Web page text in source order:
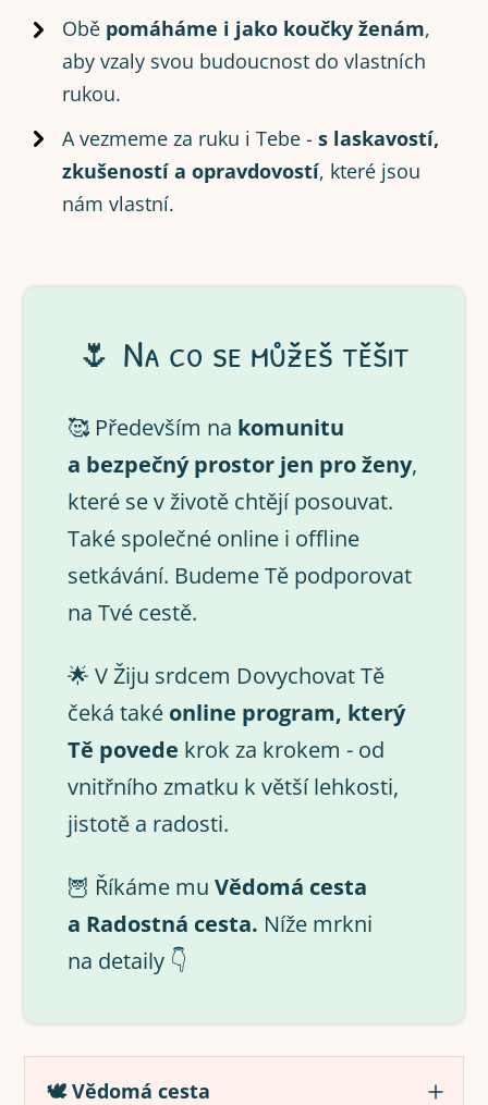
Obě pomáháme i jako koučky ženám,
aby vzaly svou budoucnost do vlastních
rukou.
A vezmeme za ruku i Tebe -s laskavostí,
zkušeností a opravdovostí, které jsou
nám vlastní.
🌷 Na co se můžeš těšit
🥰 Především na komunitu
a bezpečný prostor jen pro ženy,
které se v životě chtějí posouvat.
Také společné online i offline
setkávání. Budeme Tě podporovat
na Tvé cestě.
🌟 V Žiju srdcem Dovychovat Tě
čeká také online program, který
Tě povede krok za krokem - od
vnitřního zmatku k větší lehkosti,
jistotě a radosti.
🦉 Říkáme muVědomá cesta
a Radostná cesta. Níže mrkni
na detaily 👇
🕊️ Vědomá cesta